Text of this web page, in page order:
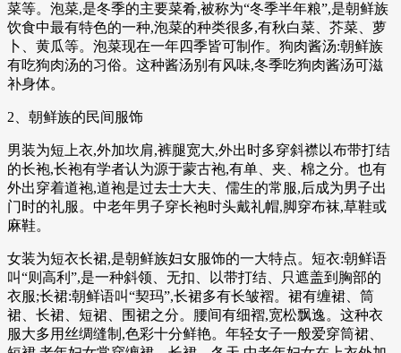
菜等。泡菜,是冬季的主要菜肴,被称为“冬季半年粮”,是朝鲜族
饮食中最有特色的一种,泡菜的种类很多,有秋白菜、芥菜、萝
卜、黄瓜等。泡菜现在一年四季皆可制作。狗肉酱汤:朝鲜族
有吃狗肉汤的习俗。这种酱汤别有风味,冬季吃狗肉酱汤可滋
补身体。
2、朝鲜族的民间服饰
男装为短上衣,外加坎肩,裤腿宽大,外出时多穿斜襟以布带打结
的长袍,长袍有学者认为源于蒙古袍,有单、夹、棉之分。也有
外出穿着道袍,道袍是过去士大夫、儒生的常服,后成为男子出
门时的礼服。中老年男子穿长袍时头戴礼帽,脚穿布袜,草鞋或
麻鞋。
女装为短衣长裙,是朝鲜族妇女服饰的一大特点。短衣:朝鲜语
叫“则高利”,是一种斜领、无扣、以带打结、只遮盖到胸部的
衣服;长裙:朝鲜语叫“契玛”,长裙多有长皱褶。裙有缠裙、筒
裙、长裙、短裙、围裙之分。腰间有细褶,宽松飘逸。这种衣
服大多用丝绸缝制,色彩十分鲜艳。年轻女子一般爱穿筒裙、